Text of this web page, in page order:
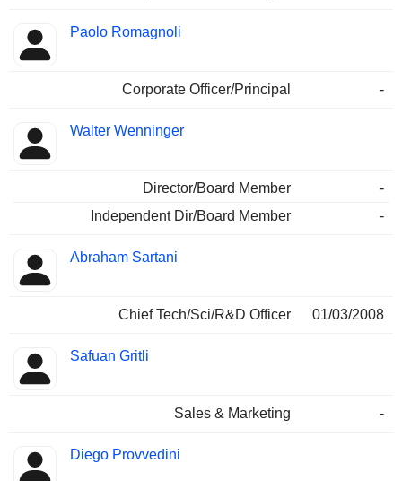
Paolo Romagnoli
Corporate Officer/Principal -
Walter Wenninger
Director/Board Member
-
Independent Dir/Board Member
-
Abraham Sartani
Chief Tech/Sci/R&D Officer 01/03/2008
Safuan Gritli
Sales & Marketing -
Diego Provvedini